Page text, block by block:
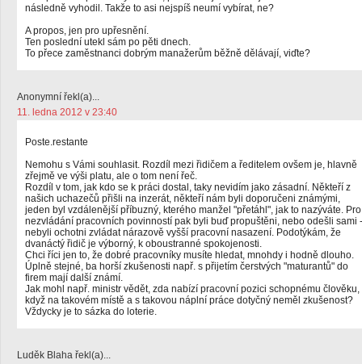
následně vyhodil. Takže to asi nejspíš neumí vybírat, ne?
A propos, jen pro upřesnění.
Ten poslední utekl sám po pěti dnech.
To přece zaměstnanci dobrým manažerům běžně dělávají, viďte?
Anonymní řekl(a)...
11. ledna 2012 v 23:40
Poste.restante
Nemohu s Vámi souhlasit. Rozdíl mezi řidičem a ředitelem ovšem je, hlavně
zřejmě ve výši platu, ale o tom není řeč.
Rozdíl v tom, jak kdo se k práci dostal, taky nevidím jako zásadní. Někteří z
našich uchazečů přišli na inzerát, někteří nám byli doporučeni známými,
jeden byl vzdálenější příbuzný, kterého manžel "přetáhl", jak to nazýváte. Pro
nezvládání pracovních povinností pak byli buď propuštěni, nebo odešli sami -
nebyli ochotni zvládat nárazově vyšší pracovní nasazení. Podotýkám, že
dvanáctý řidič je výborný, k oboustranné spokojenosti.
Chci říci jen to, že dobré pracovníky musíte hledat, mnohdy i hodně dlouho.
Úplně stejné, ba horší zkušenosti např. s přijetím čerstvých "maturantů" do
firem mají další známí.
Jak mohl např. ministr vědět, zda nabízí pracovní pozici schopnému člověku,
když na takovém místě a s takovou náplní práce dotyčný neměl zkušenost?
Vždycky je to sázka do loterie.
Luděk Blaha řekl(a)...